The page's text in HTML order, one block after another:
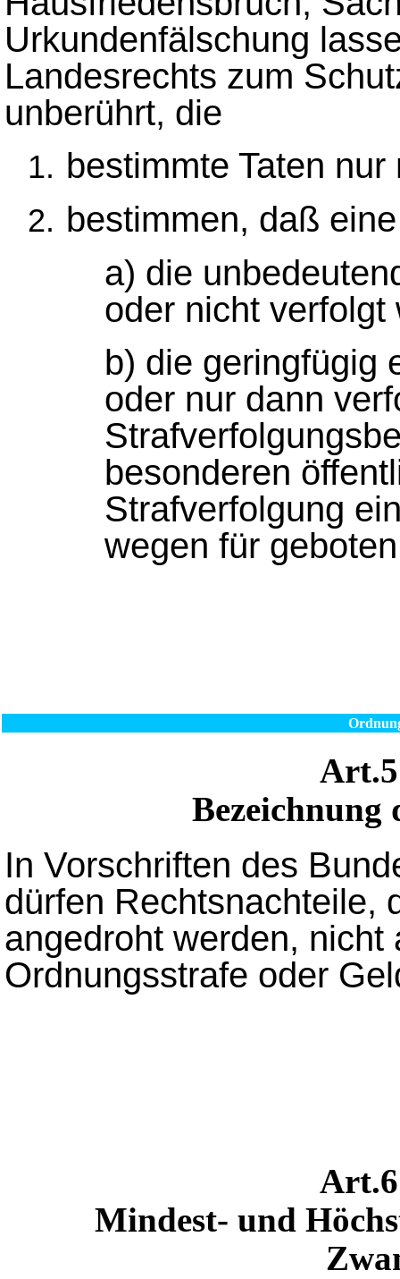
Urkundenfälschung
Landesrechts zum
unberührt, die
bestimmte Taten
bestimmen, daß
a) die
oder nicht verfolgt
b) die geringfügig
oder nur dann
besonderen
Strafverfolgung
wegen für
Bezeichnung
In Vorschriften des
dürfen Rechtsnachteile,
angedroht werden,
Ordnungsstrafe oder
Mindest- und